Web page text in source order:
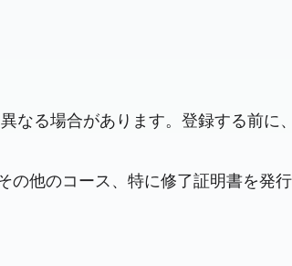
なる場合があります。登録する前
他のコース、特に修了証明書を発